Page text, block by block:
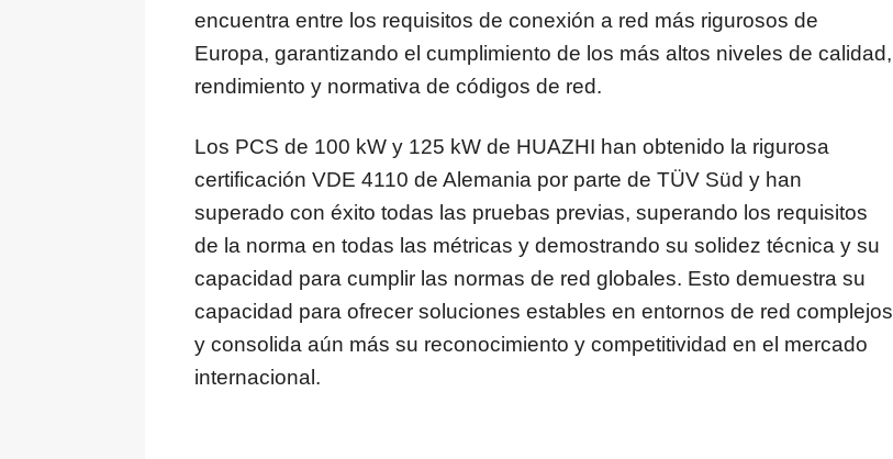
encuentra entre los requisitos de conexión a red más rigurosos de
Europa, garantizando el cumplimiento de los más altos niveles de calidad,
rendimiento y normativa de códigos de red.
Los PCS de 100 kW y 125 kW de HUAZHI han obtenido la rigurosa
certificación VDE 4110 de Alemania por parte de TÜV Süd y han
superado con éxito todas las pruebas previas, superando los requisitos
de la norma en todas las métricas y demostrando su solidez técnica y su
capacidad para cumplir las normas de red globales. Esto demuestra su
capacidad para ofrecer soluciones estables en entornos de red complejos
y consolida aún más su reconocimiento y competitividad en el mercado
internacional.